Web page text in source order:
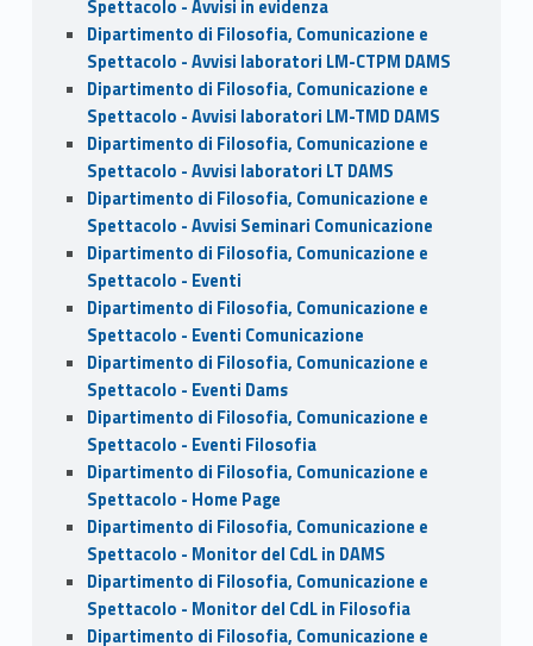
Spettacolo - Avvisi in evidenza
Dipartimento di Filosofia, Comunicazione e
Spettacolo - Avvisi laboratori LM-CTPM DAMS
Dipartimento di Filosofia, Comunicazione e
Spettacolo - Avvisi laboratori LM-TMD DAMS
Dipartimento di Filosofia, Comunicazione e
Spettacolo - Avvisi laboratori LT DAMS
Dipartimento di Filosofia, Comunicazione e
Spettacolo - Avvisi Seminari Comunicazione
Dipartimento di Filosofia, Comunicazione e
Spettacolo - Eventi
Dipartimento di Filosofia, Comunicazione e
Spettacolo - Eventi Comunicazione
Dipartimento di Filosofia, Comunicazione e
Spettacolo - Eventi Dams
Dipartimento di Filosofia, Comunicazione e
Spettacolo - Eventi Filosofia
Dipartimento di Filosofia, Comunicazione e
Spettacolo - Home Page
Dipartimento di Filosofia, Comunicazione e
Spettacolo - Monitor del CdL in DAMS
Dipartimento di Filosofia, Comunicazione e
Spettacolo - Monitor del CdL in Filosofia
Dipartimento di Filosofia, Comunicazione e